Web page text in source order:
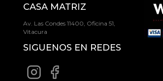
CASA MATRIZ
Av. Las Condes 11400, Oficina 51,
Vitacura
SIGUENOS EN REDES